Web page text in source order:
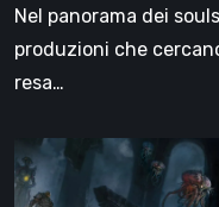
Nel panorama dei
produzioni che
resa…
DOOM:
The